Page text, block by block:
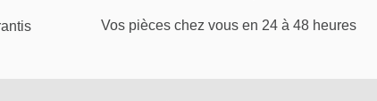
Vos pièces chez vous en 24 à 48 heures